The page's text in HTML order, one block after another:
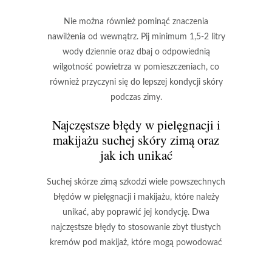
Nie można również pominąć znaczenia
nawilżenia od wewnątrz. Pij minimum 1,5-2 litry
wody dziennie oraz dbaj o odpowiednią
wilgotność powietrza w pomieszczeniach, co
również przyczyni się do lepszej kondycji skóry
podczas zimy.
Najczęstsze błędy w pielęgnacji i
makijażu suchej skóry zimą oraz
jak ich unikać
Suchej skórze zimą szkodzi wiele powszechnych
błędów w pielęgnacji i makijażu, które należy
unikać, aby poprawić jej kondycję. Dwa
najczęstsze błędy to stosowanie zbyt tłustych
kremów pod makijaż, które mogą powodować